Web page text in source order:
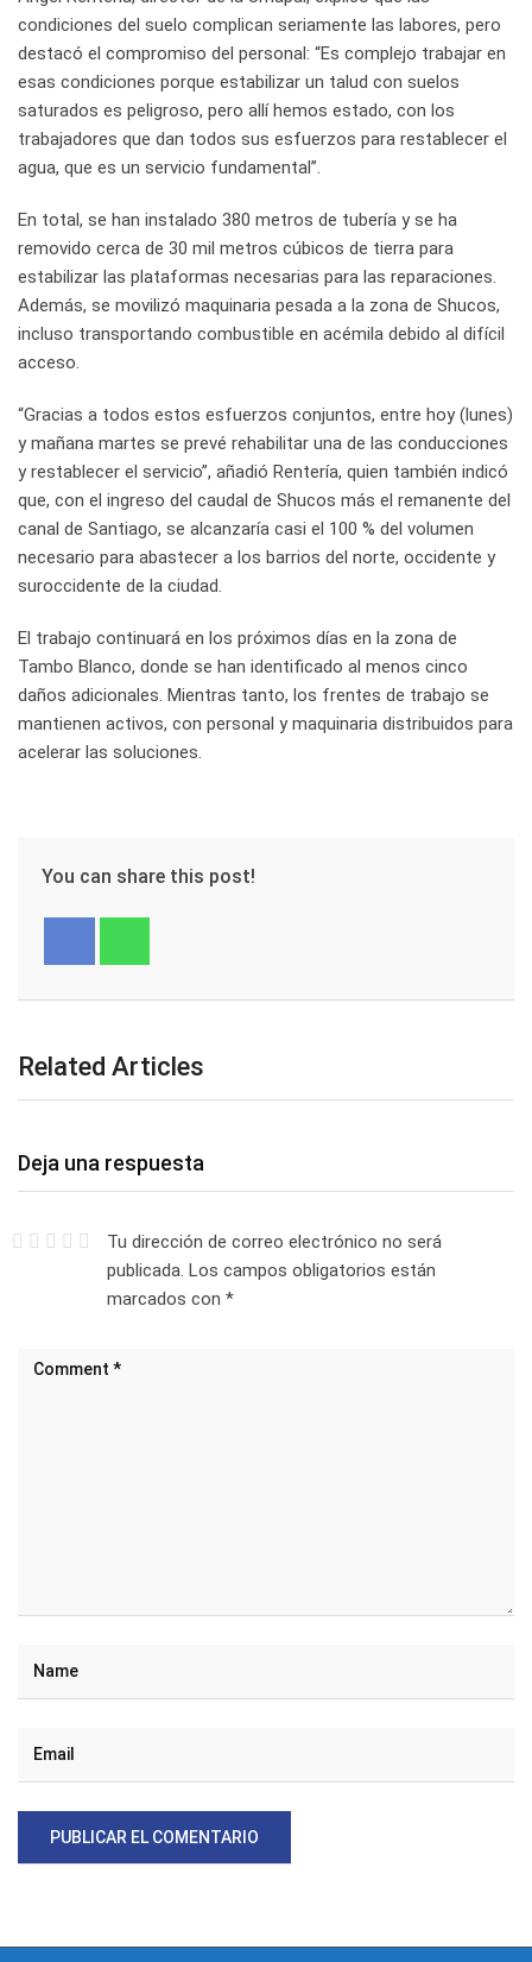
condiciones del suelo complican seriamente las labores, pero
destacó el compromiso del personal: “Es complejo trabajar en
esas condiciones porque estabilizar un talud con suelos
saturados es peligroso, pero allí hemos estado, con los
trabajadores que dan todos sus esfuerzos para restablecer el
agua, que es un servicio fundamental”.
En total, se han instalado 380 metros de tubería y se ha
removido cerca de 30 mil metros cúbicos de tierra para
estabilizar las plataformas necesarias para las reparaciones.
Además, se movilizó maquinaria pesada a la zona de Shucos,
incluso transportando combustible en acémila debido al difícil
acceso.
“Gracias a todos estos esfuerzos conjuntos, entre hoy (lunes)
y mañana martes se prevé rehabilitar una de las conducciones
y restablecer el servicio”, añadió Rentería, quien también indicó
que, con el ingreso del caudal de Shucos más el remanente del
canal de Santiago, se alcanzaría casi el 100 % del volumen
necesario para abastecer a los barrios del norte, occidente y
suroccidente de la ciudad.
El trabajo continuará en los próximos días en la zona de
Tambo Blanco, donde se han identificado al menos cinco
daños adicionales. Mientras tanto, los frentes de trabajo se
mantienen activos, con personal y maquinaria distribuidos para
acelerar las soluciones.
You can share this post!
Related Articles
Deja una respuesta
Tu dirección de correo electrónico no será
publicada. Los campos obligatorios están
marcados con *